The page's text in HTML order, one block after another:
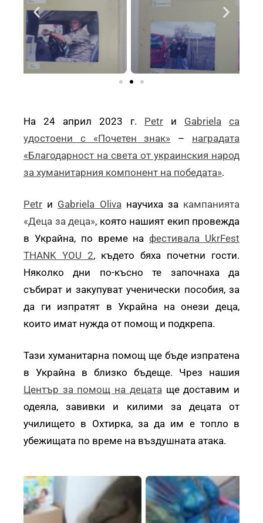
На 24 април 2023 г. Petr и Gabriela
са
удостоени с «Почетен знак» – наградата
«Благодарност на света от украинския народ
за хуманитарния компонент на победата».
Petr и Gabriela Olivaнаучиха за кампанията
«Деца за деца», която нашият екип провежда
в Украйна, по време нафестивала UkrFest
THANK YOU 2, където бяха почетни гости.
Няколко дни по-късно те започнаха да
събират и закупуват ученически пособия, за
да ги изпратят в Украйна на онези деца,
които имат нужда от помощ и подкрепа.
Тази хуманитарна помощ ще бъде изпратена
в Украйна в близко бъдеще. Чрез нашия
Център за помощ на децатаще доставим и
одеяла, завивки и килими за децата от
училището в Охтирка, за да им е топло в
убежищата по време на въздушната атака.